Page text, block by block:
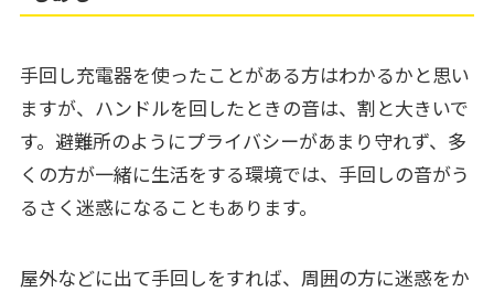
手回し充電器を使ったことがある方はわかるかと思い
ますが、ハンドルを回したときの音は、割と大きいで
す。避難所のようにプライバシーがあまり守れず、多
くの方が一緒に生活をする環境では、手回しの音がう
るさく迷惑になることもあります。
屋外などに出て手回しをすれば、周囲の方に迷惑をか